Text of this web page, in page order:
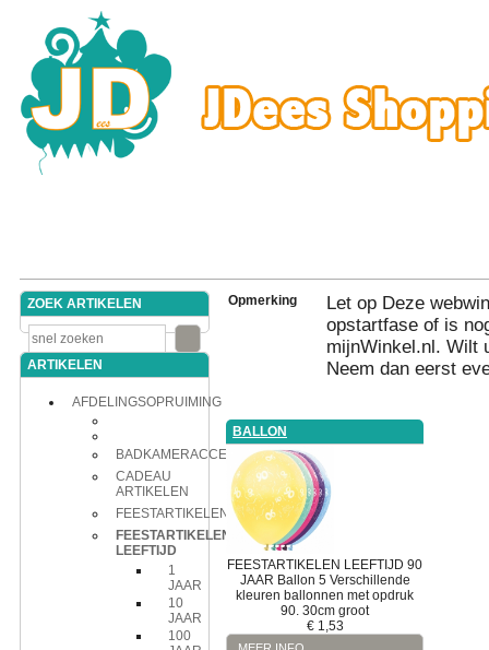
ZOEK ARTIKELEN
ARTIKELEN
AFDELINGSOPRUIMING
BADKAMERACCESSOIRES
CADEAU
ARTIKELEN
FEESTARTIKELEN
FEESTARTIKELEN
LEEFTIJD
1
JAAR
10
JAAR
100
Opmerking
Let op Deze
opstartfase of is
mijnWinkel.nl. Wilt
Neem dan eerst
BALLON
FEESTARTIKELEN LEEFTIJD 90
JAAR Ballon 5 Verschillende
kleuren ballonnen met opdruk
90. 30cm groot
€ 1,53